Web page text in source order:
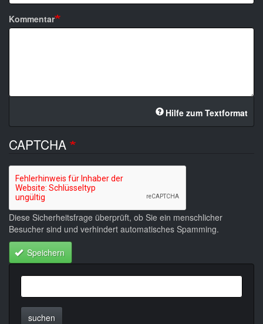
Kommentar
Hilfe zum Textformat
CAPTCHA
Diese Sicherheitsfrage überprüft, ob Sie ein menschlicher
Besucher sind und verhindert automatisches Spamming.
Speichern
suchen